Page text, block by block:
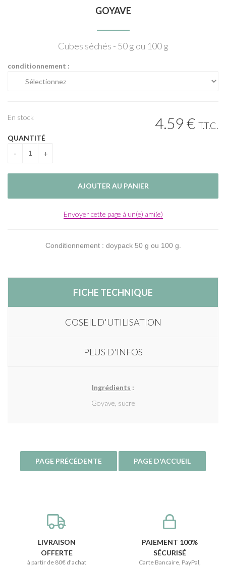
GOYAVE
Cubes séchés - 50 g ou 100 g
conditionnement :
4.59€ T.T.C.
En stock
QUANTITÉ
Envoyer cette page à un(e) ami(e)
Conditionnement : doypack 50 g ou 100 g.
FICHE TECHNIQUE
COSEIL D'UTILISATION
PLUS D'INFOS
Ingrédients :
Goyave, sucre
LIVRAISON
OFFERTE
à partir de 80€ d'achat
PAIEMENT 100%
SÉCURISÉ
Carte Bancaire, PayPal,